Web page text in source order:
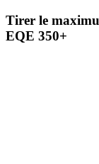
Tirer le
EQE 350+